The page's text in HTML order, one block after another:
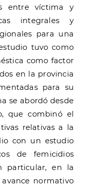
entre víctima y
integrales y
para una
tuvo como
como factor
en la provincia
para su
se abordó desde
que combinó el
relativas a la
con un estudio
de femicidios
particular, en la
normativo